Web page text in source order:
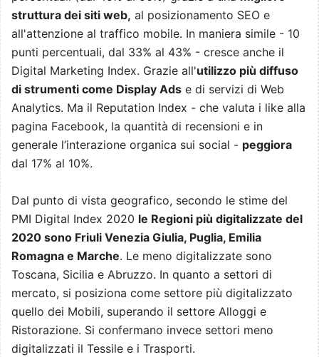
struttura dei siti web, al posizionamento SEO e
all'attenzione al traffico mobile. In maniera simile - 10
punti percentuali, dal 33% al 43% - cresce anche il
Digital Marketing Index. Grazie all'utilizzo più diffuso
di strumenti come Display Ads e di servizi di Web
Analytics. Ma il Reputation Index - che valuta i like alla
pagina Facebook, la quantità di recensioni e in
generale l’interazione organica sui social - peggiora
dal 17% al 10%.
Dal punto di vista geografico, secondo le stime del
PMI Digital Index 2020 le Regioni più digitalizzate del
2020 sono Friuli Venezia Giulia, Puglia, Emilia
Romagna e Marche. Le meno digitalizzate sono
Toscana, Sicilia e Abruzzo. In quanto a settori di
mercato, si posiziona come settore più digitalizzato
quello dei Mobili, superando il settore Alloggi e
Ristorazione. Si confermano invece settori meno
digitalizzati il Tessile e i Trasporti.